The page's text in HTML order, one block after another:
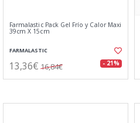
Farmalastic Pack Gel Frío y Calor Maxi
39cm X 15cm
FARMALASTIC
13,36€ 16,84€ - 21%